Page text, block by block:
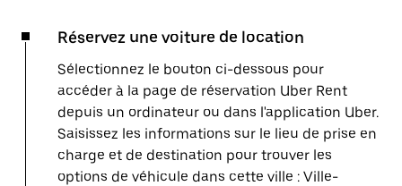
Réservez une voiture de location
Sélectionnez le bouton ci-dessous pour
accéder à la page de réservation Uber Rent
depuis un ordinateur ou dans l'application Uber.
Saisissez les informations sur le lieu de prise en
charge et de destination pour trouver les
options de véhicule dans cette ville : Ville-